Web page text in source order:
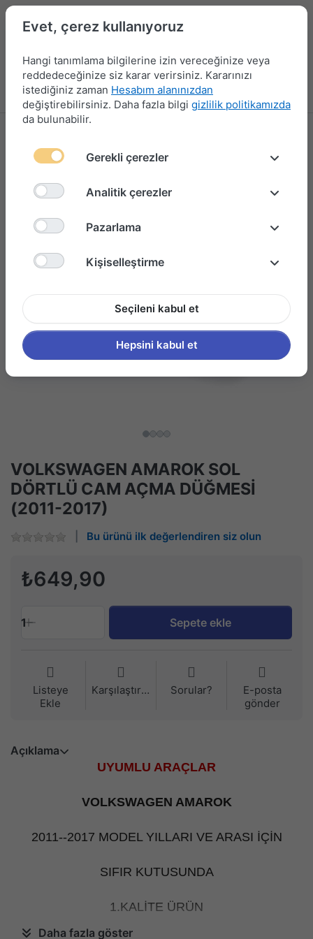
Menü Giriş yap Karşılaştırma Favori Listesi
VOLKSWAGEN AMAROK SOL
DÖRTLÜ CAM AÇMA DÜĞMESİ
(2011-2017)
Bu ürünü ilk değerlendiren siz olun
₺649,90
1 Sepete ekle
Listeye
Ekle
Karşılaştırma Sorular?
E-posta
gönder
Açıklama
UYUMLU ARAÇLAR
VOLKSWAGEN AMAROK
2011--2017 MODEL YILLARI VE ARASI İÇİN
SIFIR KUTUSUNDA
1.KALİTE ÜRÜN
Daha fazla göster
Evet, çerez kullanıyoruz
Hangi tanımlama bilgilerine izin vereceğinize veya
reddedeceğinize siz karar verirsiniz. Kararınızı
istediğiniz zaman Hesabım alanınızdan
değiştirebilirsiniz. Daha fazla bilgi gizlilik politikamızda
da bulunabilir.
Gerekli çerezler
Analitik çerezler
Pazarlama
Kişiselleştirme
Seçileni kabul et
Hepsini kabul et